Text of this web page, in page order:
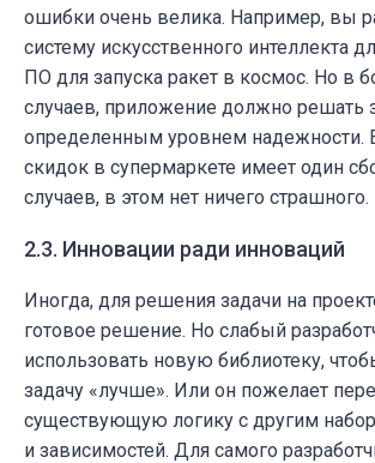
ошибки очень велика. Например, вы
систему искусственного интеллекта
ПО для запуска ракет в космос. Но в
случаев, приложение должно решать
определенным уровнем надежности.
скидок в супермаркете имеет один
случаев, в этом нет ничего страшного.
2.3. Инновации ради инноваций
Иногда, для решения задачи на
готовое решение. Но слабый
использовать новую библиотеку,
задачу «лучше». Или он пожелает
существующую логику с другим
и зависимостей. Для самого